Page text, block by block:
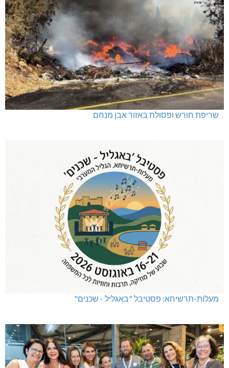
שריפת חורש ופסולת באזור אבן מנחם
מעלות-תרשיחא: פסטיבל "באגליל - שכנים"